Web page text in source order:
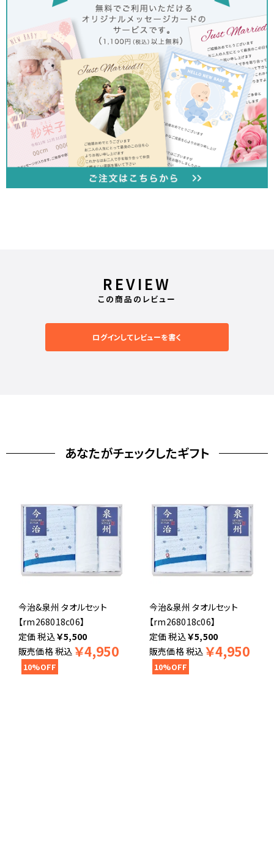
REVIEW
この商品のレビュー
ログインしてレビューを書く
あなたがチェックしたギフト
今治&泉州 タオルセット
【rm268018c06】
税込￥5,500
販売価格税込 ￥4,950
10%OFF
今治&泉州 タオルセット
【rm268018c06】
税込￥5,500
販売価格税込 ￥4,950
10%OFF